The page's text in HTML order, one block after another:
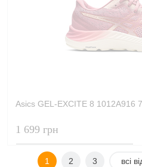
Asics GEL-EXCITE 8 1012A916
1 699 грн
1 2 3 всі